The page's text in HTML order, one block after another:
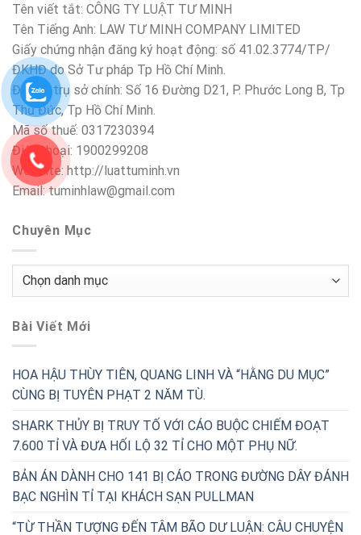
Tên viết tắt: CÔNG TY LUẬT TƯ MINH
Tên Tiếng Anh: LAW TƯ MINH COMPANY LIMITED
Giấy chứng nhận đăng ký hoạt động: số 41.02.3774/TP/
ĐKHĐ do Sở Tư pháp Tp Hồ Chí Minh.
Địa chỉ trụ sở chính: Số 16 Đường D21, P. Phước Long B, Tp
Thủ Đức, Tp Hồ Chí Minh.
Mã số thuế: 0317230394
Điện thoại: 1900299208
Website: http://luattuminh.vn
Email: tuminhlaw@gmail.com
Chuyên Mục
Chuyên
Bài Viết Mới
HOA HẬU THÙY TIÊN, QUANG LINH VÀ “HẰNG DU MỤC”
CÙNG BỊ TUYÊN PHẠT 2 NĂM TÙ.
SHARK THỦY BỊ TRUY TỐ VỚI CÁO BUỘC CHIẾM ĐOẠT
7.600 TỈ VÀ ĐƯA HỐI LỘ 32 TỈ CHO MỘT PHỤ NỮ.
BẢN ÁN DÀNH CHO 141 BỊ CÁO TRONG ĐƯỜNG DÂY ĐÁNH
BẠC NGHÌN TỈ TẠI KHÁCH SẠN PULLMAN
“TỪ THẦN TƯỢNG ĐẾN TÂM BÃO DƯ LUẬN: CÂU CHUYỆN